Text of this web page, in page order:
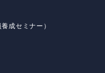
成セミナー）